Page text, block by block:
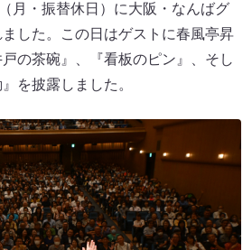
月・振替休日）に大阪・なんばグ
した。この日はゲストに春風亭昇
の茶碗』、『看板のピン』、そし
を披露しました。